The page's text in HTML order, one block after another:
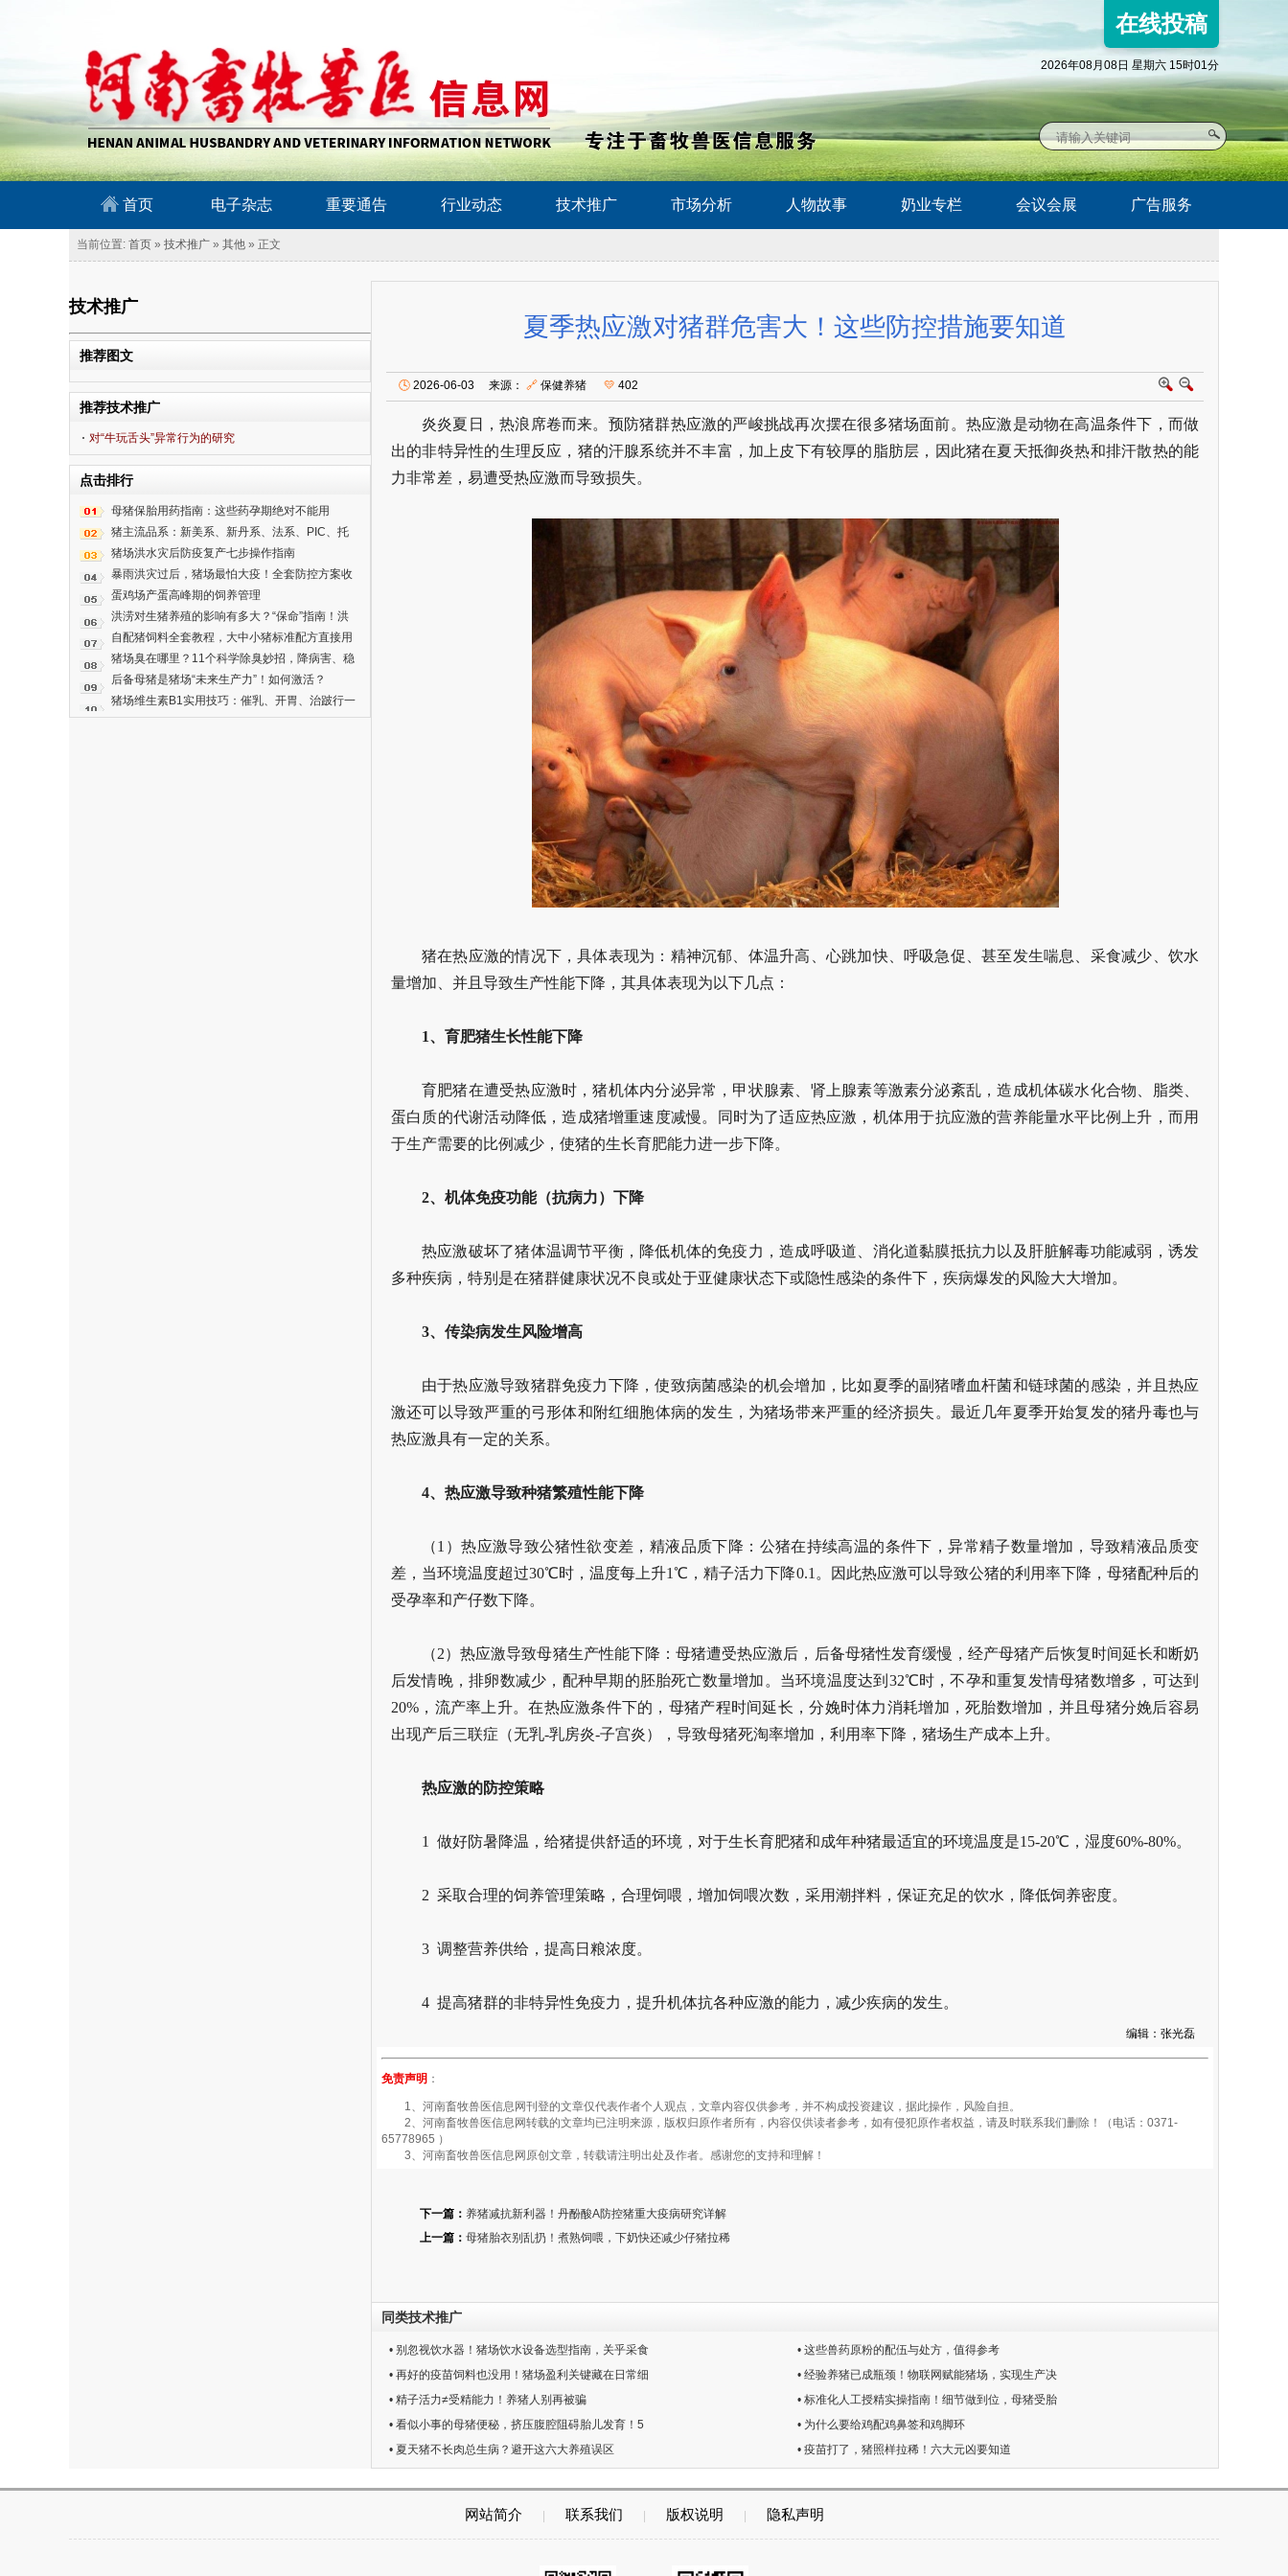
在线投稿
2026年08月08日 星期六 15时01分
首页 电子杂志 重要通告 行业动态 技术推广 市场分析 人物故事 奶业专栏 会议会展 广告服务
当前位置: 首页 » 技术推广 » 其他 » 正文
技术推广
推荐图文
推荐技术推广
对“牛玩舌头”异常行为的研究
点击排行
母猪保胎用药指南：这些药孕期绝对不能用
猪主流品系：新美系、新丹系、法系、PIC、托
佩克，谁更适合你的猪场？
猪场洪水灾后防疫复产七步操作指南
暴雨洪灾过后，猪场最怕大疫！全套防控方案收
好
蛋鸡场产蛋高峰期的饲养管理
洪涝对生猪养殖的影响有多大？“保命”指南！洪
涝后动物疫病技术！
自配猪饲料全套教程，大中小猪标准配方直接用
猪场臭在哪里？11个科学除臭妙招，降病害、稳
增重
后备母猪是猪场“未来生产力”！如何激活？
猪场维生素B1实用技巧：催乳、开胃、治跛行一
招搞定
夏季热应激对猪群危害大！这些防控措施要知道
🕓 2026-06-03 来源： 🔗 保健养猪 💛 402
炎炎夏日，热浪席卷而来。预防猪群热应激的严峻挑战再次摆在很多猪场面前。热应激是动物在高温条件下，而做
出的非特异性的生理反应，猪的汗腺系统并不丰富，加上皮下有较厚的脂肪层，因此猪在夏天抵御炎热和排汗散热的能
力非常差，易遭受热应激而导致损失。
猪在热应激的情况下，具体表现为：精神沉郁、体温升高、心跳加快、呼吸急促、甚至发生喘息、采食减少、饮水
量增加、并且导致生产性能下降，其具体表现为以下几点：
1、育肥猪生长性能下降
育肥猪在遭受热应激时，猪机体内分泌异常，甲状腺素、肾上腺素等激素分泌紊乱，造成机体碳水化合物、脂类、
蛋白质的代谢活动降低，造成猪增重速度减慢。同时为了适应热应激，机体用于抗应激的营养能量水平比例上升，而用
于生产需要的比例减少，使猪的生长育肥能力进一步下降。
2、机体免疫功能（抗病力）下降
热应激破坏了猪体温调节平衡，降低机体的免疫力，造成呼吸道、消化道黏膜抵抗力以及肝脏解毒功能减弱，诱发
多种疾病，特别是在猪群健康状况不良或处于亚健康状态下或隐性感染的条件下，疾病爆发的风险大大增加。
3、传染病发生风险增高
由于热应激导致猪群免疫力下降，使致病菌感染的机会增加，比如夏季的副猪嗜血杆菌和链球菌的感染，并且热应
激还可以导致严重的弓形体和附红细胞体病的发生，为猪场带来严重的经济损失。最近几年夏季开始复发的猪丹毒也与
热应激具有一定的关系。
4、热应激导致种猪繁殖性能下降
（1）热应激导致公猪性欲变差，精液品质下降：公猪在持续高温的条件下，异常精子数量增加，导致精液品质变
差，当环境温度超过30℃时，温度每上升1℃，精子活力下降0.1。因此热应激可以导致公猪的利用率下降，母猪配种后的
受孕率和产仔数下降。
（2）热应激导致母猪生产性能下降：母猪遭受热应激后，后备母猪性发育缓慢，经产母猪产后恢复时间延长和断奶
后发情晚，排卵数减少，配种早期的胚胎死亡数量增加。当环境温度达到32℃时，不孕和重复发情母猪数增多，可达到
20%，流产率上升。在热应激条件下的，母猪产程时间延长，分娩时体力消耗增加，死胎数增加，并且母猪分娩后容易
出现产后三联症（无乳-乳房炎-子宫炎），导致母猪死淘率增加，利用率下降，猪场生产成本上升。
热应激的防控策略
1 做好防暑降温，给猪提供舒适的环境，对于生长育肥猪和成年种猪最适宜的环境温度是15-20℃，湿度60%-80%。
2 采取合理的饲养管理策略，合理饲喂，增加饲喂次数，采用潮拌料，保证充足的饮水，降低饲养密度。
3 调整营养供给，提高日粮浓度。
4 提高猪群的非特异性免疫力，提升机体抗各种应激的能力，减少疾病的发生。
编辑：张光磊
免责声明 ：
1、河南畜牧兽医信息网刊登的文章仅代表作者个人观点，文章内容仅供参考，并不构成投资建议，据此操作，风险自担。
2、河南畜牧兽医信息网转载的文章均已注明来源，版权归原作者所有，内容仅供读者参考，如有侵犯原作者权益，请及时联系我们删除！（电话：0371-
65778965 ）
3、河南畜牧兽医信息网原创文章，转载请注明出处及作者。感谢您的支持和理解！
下一篇： 养猪减抗新利器！丹酚酸A防控猪重大疫病研究详解
上一篇： 母猪胎衣别乱扔！煮熟饲喂，下奶快还减少仔猪拉稀
同类技术推广
• 别忽视饮水器！猪场饮水设备选型指南，关乎采食
• 这些兽药原粉的配伍与处方，值得参考
• 再好的疫苗饲料也没用！猪场盈利关键藏在日常细
• 经验养猪已成瓶颈！物联网赋能猪场，实现生产决
• 精子活力≠受精能力！养猪人别再被骗
• 标准化人工授精实操指南！细节做到位，母猪受胎
• 看似小事的母猪便秘，挤压腹腔阻碍胎儿发育！5
• 为什么要给鸡配鸡鼻签和鸡脚环
• 夏天猪不长肉总生病？避开这六大养殖误区
• 疫苗打了，猪照样拉稀！六大元凶要知道
网站简介 联系我们 版权说明 隐私声明